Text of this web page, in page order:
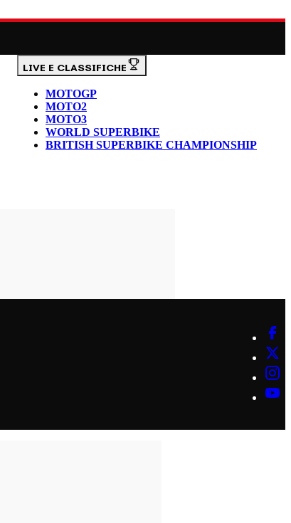
LIVE E CLASSIFICHE
MOTOGP
MOTO2
MOTO3
WORLD SUPERBIKE
BRITISH SUPERBIKE CHAMPIONSHIP